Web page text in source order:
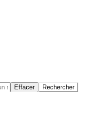
Effacer Rechercher